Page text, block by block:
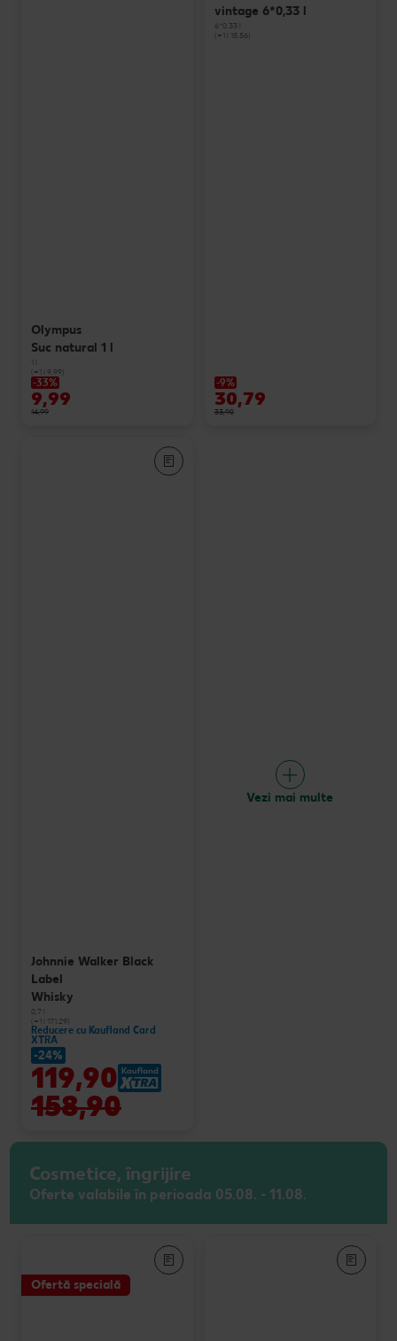
Olympus
Suc natural 1 l
(=1 l 9.99)
-33%
9,99
14,99
vintage 6*0,33 l
6*0,33 l
(=1 l 15.56)
-9%
30,79
33,90
Johnnie Walker Black
Label
Whisky
0,7 l
(=1 l 171.29)
Reducere cu Kaufland Card
XTRA
-24%
119,90
158,90
Vezi mai multe
Cosmetice, îngrijire
Oferte valabile în perioada 05.08. - 11.08.
Ofertă specială